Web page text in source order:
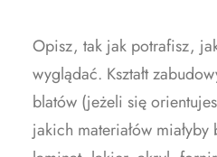
Opisz, tak jak potrafisz,
wyglądać. Kształt
blatów (jeżeli się
jakich materiałów